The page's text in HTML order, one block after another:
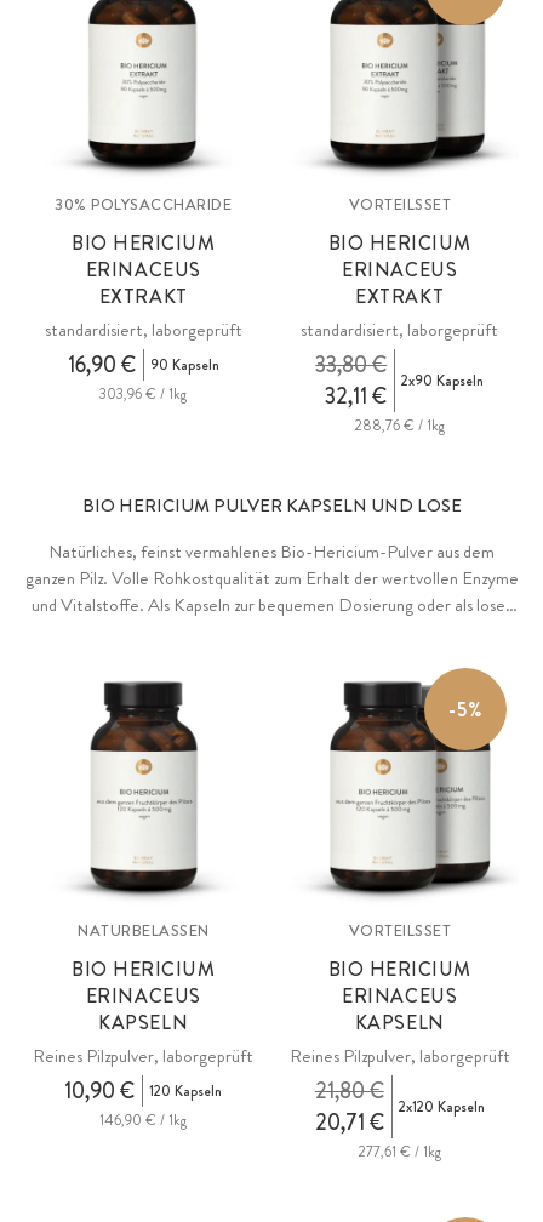
30% POLYSACCHARIDE
BIO HERICIUM
ERINACEUS
EXTRAKT
standardisiert, laborgeprüft
16,90 €
90 Kapseln
303,96 € / 1kg
VORTEILSSET
BIO HERICIUM
ERINACEUS
EXTRAKT
standardisiert, laborgeprüft
32,11 €
33,80 € 2x90 Kapseln
288,76 € / 1kg
BIO HERICIUM PULVER KAPSELN UND LOSE
Natürliches, feinst vermahlenes Bio-Hericium-Pulver aus dem
ganzen Pilz. Volle Rohkostqualität zum Erhalt der wertvollen Enzyme
und Vitalstoffe. Als Kapseln zur bequemen Dosierung oder als loses
NATURBELASSEN
BIO HERICIUM
ERINACEUS
KAPSELN
Reines Pilzpulver, laborgeprüft
10,90 €
120 Kapseln
146,90 € / 1kg
-5%
VORTEILSSET
BIO HERICIUM
ERINACEUS
KAPSELN
Reines Pilzpulver, laborgeprüft
20,71 €
21,80 € 2x120 Kapseln
277,61 € / 1kg